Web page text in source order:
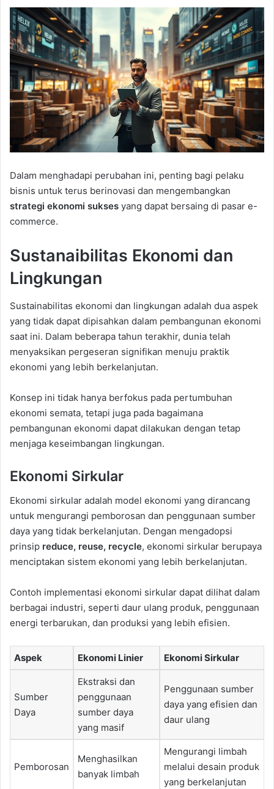
Dalam menghadapi perubahan ini, penting bagi pelaku
bisnis untuk terus berinovasi dan mengembangkan
strategi ekonomi sukses yang dapat bersaing di pasar e-
commerce.
Sustanaibilitas Ekonomi dan
Lingkungan
Sustainabilitas ekonomi dan lingkungan adalah dua aspek
yang tidak dapat dipisahkan dalam pembangunan ekonomi
saat ini. Dalam beberapa tahun terakhir, dunia telah
menyaksikan pergeseran signifikan menuju praktik
ekonomi yang lebih berkelanjutan.
Konsep ini tidak hanya berfokus pada pertumbuhan
ekonomi semata, tetapi juga pada bagaimana
pembangunan ekonomi dapat dilakukan dengan tetap
menjaga keseimbangan lingkungan.
Ekonomi Sirkular
Ekonomi sirkular adalah model ekonomi yang dirancang
untuk mengurangi pemborosan dan penggunaan sumber
daya yang tidak berkelanjutan. Dengan mengadopsi
prinsip reduce, reuse, recycle, ekonomi sirkular berupaya
menciptakan sistem ekonomi yang lebih berkelanjutan.
Contoh implementasi ekonomi sirkular dapat dilihat dalam
berbagai industri, seperti daur ulang produk, penggunaan
energi terbarukan, dan produksi yang lebih efisien.
Aspek Ekonomi Linier Ekonomi Sirkular
Sumber
Daya
Ekstraksi dan
penggunaan
sumber daya
yang masif
Penggunaan sumber
daya yang efisien dan
daur ulang
Pemborosan
Menghasilkan
banyak limbah
Mengurangi limbah
melalui desain produk
yang berkelanjutan